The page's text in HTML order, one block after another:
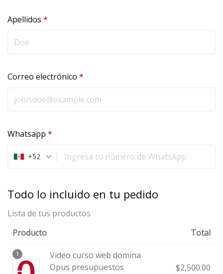
Apellidos *
Correo electrónico *
Whatsapp *
+52
Todo lo incluido en tu pedido
Lista de tus productos
Producto
Total
1
Video curso web domina
Opus presupuestos
$2,500.00